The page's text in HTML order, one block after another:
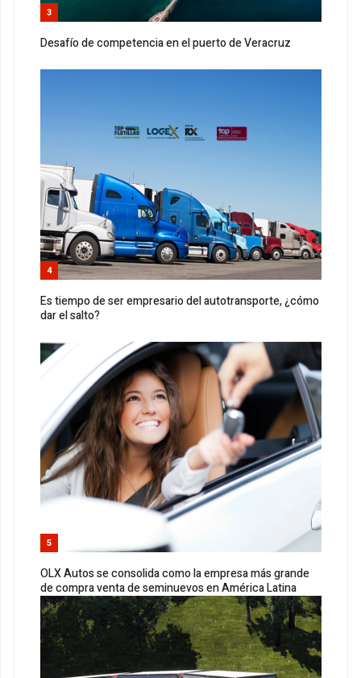
3
Desafío de competencia en el puerto de Veracruz
4
Es tiempo de ser empresario del autotransporte, ¿cómo
dar el salto?
5
OLX Autos se consolida como la empresa más grande
de compra venta de seminuevos en América Latina